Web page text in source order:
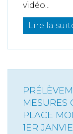
vidéo...
Lire la
MESURES
PLACE
1ER